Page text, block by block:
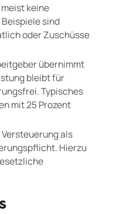
keine
sind
oder Zuschüsse
übernimmt
bleibt für
Typisches
mit 25 Prozent
als
Hierzu